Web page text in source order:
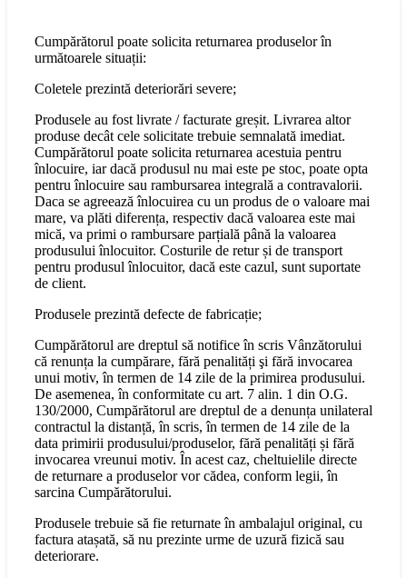
Cumpărătorul poate solicita returnarea produselor în
următoarele situații:
Coletele prezintă deteriorări severe;
Produsele au fost livrate / facturate greșit. Livrarea altor
produse decât cele solicitate trebuie semnalată imediat.
Cumpărătorul poate solicita returnarea acestuia pentru
înlocuire, iar dacă produsul nu mai este pe stoc, poate opta
pentru înlocuire sau rambursarea integrală a contravalorii.
Daca se agreează înlocuirea cu un produs de o valoare mai
mare, va plăti diferența, respectiv dacă valoarea este mai
mică, va primi o rambursare parțială până la valoarea
produsului înlocuitor. Costurile de retur și de transport
pentru produsul înlocuitor, dacă este cazul, sunt suportate
de client.
Produsele prezintă defecte de fabricație;
Cumpărătorul are dreptul să notifice în scris Vânzătorului
că renunța la cumpărare, fără penalități şi fără invocarea
unui motiv, în termen de 14 zile de la primirea produsului.
De asemenea, în conformitate cu art. 7 alin. 1 din O.G.
130/2000, Cumpărătorul are dreptul de a denunța unilateral
contractul la distanță, în scris, în termen de 14 zile de la
data primirii produsului/produselor, fără penalități și fără
invocarea vreunui motiv. În acest caz, cheltuielile directe
de returnare a produselor vor cădea, conform legii, în
sarcina Cumpărătorului.
Produsele trebuie să fie returnate în ambalajul original, cu
factura atașată, să nu prezinte urme de uzură fizică sau
deteriorare.